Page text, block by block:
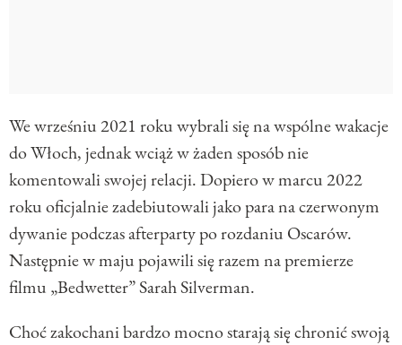
We wrześniu 2021 roku wybrali się na wspólne wakacje
do Włoch, jednak wciąż w żaden sposób nie
komentowali swojej relacji. Dopiero w marcu 2022
roku oficjalnie zadebiutowali jako para na czerwonym
dywanie podczas afterparty po rozdaniu Oscarów.
Następnie w maju pojawili się razem na premierze
filmu „Bedwetter” Sarah Silverman.
Choć zakochani bardzo mocno starają się chronić swoją